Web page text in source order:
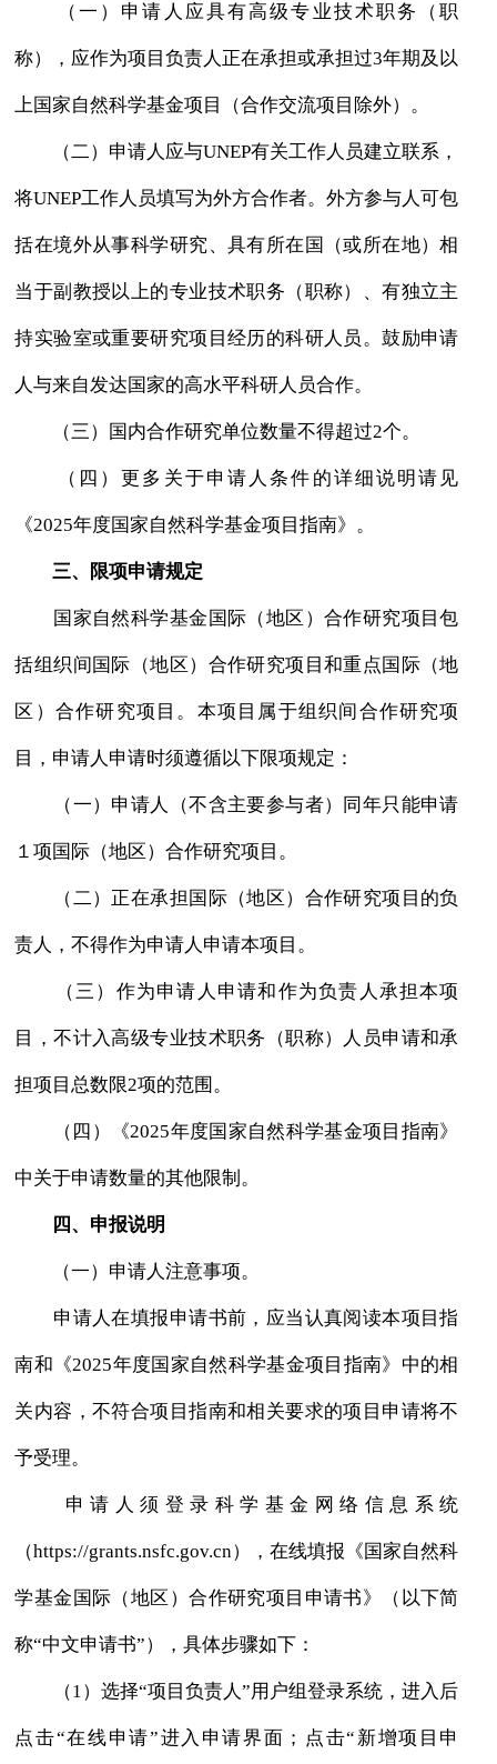
（一）申请人应具有高级专业技术职务（职
称），应作为项目负责人正在承担或承担过3年期及以
上国家自然科学基金项目（合作交流项目除外）。
（二）申请人应与UNEP有关工作人员建立联系，
将UNEP工作人员填写为外方合作者。外方参与人可包
括在境外从事科学研究、具有所在国（或所在地）相
当于副教授以上的专业技术职务（职称）、有独立主
持实验室或重要研究项目经历的科研人员。鼓励申请
人与来自发达国家的高水平科研人员合作。
（三）国内合作研究单位数量不得超过2个。
（四）更多关于申请人条件的详细说明请见
《2025年度国家自然科学基金项目指南》。
三、限项申请规定
国家自然科学基金国际（地区）合作研究项目包
括组织间国际（地区）合作研究项目和重点国际（地
区）合作研究项目。本项目属于组织间合作研究项
目，申请人申请时须遵循以下限项规定：
（一）申请人（不含主要参与者）同年只能申请
１项国际（地区）合作研究项目。
（二）正在承担国际（地区）合作研究项目的负
责人，不得作为申请人申请本项目。
（三）作为申请人申请和作为负责人承担本项
目，不计入高级专业技术职务（职称）人员申请和承
担项目总数限2项的范围。
（四）《2025年度国家自然科学基金项目指南》
中关于申请数量的其他限制。
四、申报说明
（一）申请人注意事项。
申请人在填报申请书前，应当认真阅读本项目指
南和《2025年度国家自然科学基金项目指南》中的相
关内容，不符合项目指南和相关要求的项目申请将不
予受理。
申请人须登录科学基金网络信息系统
（https://grants.nsfc.gov.cn），在线填报《国家自然科
学基金国际（地区）合作研究项目申请书》（以下简
称“中文申请书”），具体步骤如下：
（1）选择“项目负责人”用户组登录系统，进入后
点击“在线申请”进入申请界面；点击“新增项目申